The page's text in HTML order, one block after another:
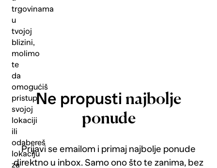
trgovinama
u
tvojoj
blizini,
molimo
te
da
omogućiš
pristup
svojoj
lokaciji
ili
odabereš
lokaciju
za
Ne propusti najbolje
ponude
Prijavi se emailom i primaj najbolje ponude
direktno u inbox. Samo ono što te zanima, bez